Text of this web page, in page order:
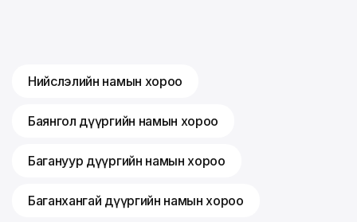
Нийслэлийн намын хороо
Баянгол дүүргийн намын хороо
Багануур дүүргийн намын хороо
Баганхангай дүүргийн намын хороо